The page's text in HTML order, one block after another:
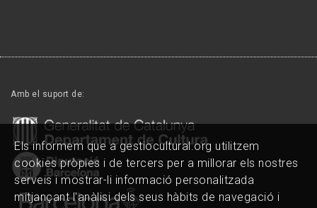
Amb el suport de:
Els informem que a gestiocultural.org utilitzem
cookies pròpies i de tercers per a millorar els nostres
serveis i mostrar-li informació personalitzada
mitjançant l'anàlisi dels seus hàbits de navegació i